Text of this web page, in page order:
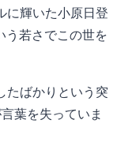
に輝いた小原日登
若さでこの世を
たばかりという突
葉を失っていま